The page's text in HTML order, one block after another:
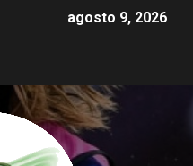
agosto 9, 2026